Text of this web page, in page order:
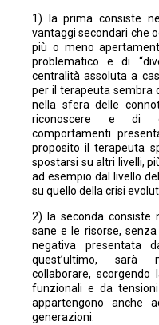
1) la prima consiste
vantaggi secondari che
più o meno
problematico e di
centralità assoluta a
per il terapeuta sembra
nella sfera delle
riconoscere e di
comportamenti
proposito il terapeuta
spostarsi su altri livelli,
ad esempio dal livello
su quello della crisi
2) la seconda consiste
sane e le risorse,
negativa presentata
quest’ultimo, sarà
collaborare,
funzionali e da
appartengono anche
generazioni.